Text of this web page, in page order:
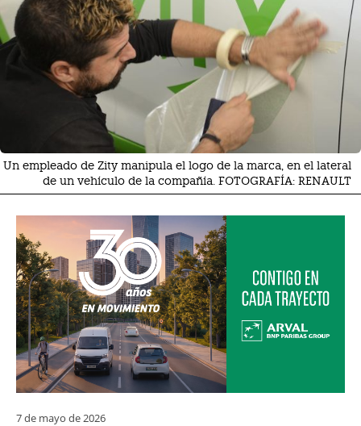
Un empleado de Zity manipula el logo de la marca, en el lateral
de un vehículo de la compañía. FOTOGRAFÍA: RENAULT
7 de mayo de 2026